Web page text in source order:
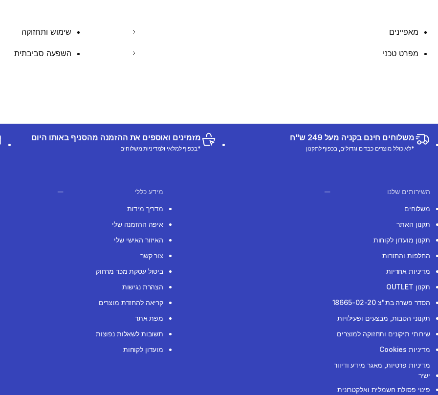
מאפיינים שימוש ותחזוקה
מפרט טכני השפעה סביבתית
משלוחים חינם בקניה מעל 249 ש"ח
*לא כולל מוצרים כבדים וגדולים, בכפוף לתקנון
מזמינים ואוספים את ההזמנה מהסניף באותו היום
*בכפוף למלאי ולמדיניות משלוחים
השירותים שלנו
משלוחים
תקנון האתר
תקנון מועדון לקוחות
החלפות והחזרות
מדיניות אחריות
תקנון OUTLET
הסדר פשרה בת"צ 18665-02-20
תקנוני הטבות, מבצעים ופעילויות
שירותי תיקונים ותחזוקה למוצרים
מדיניות Cookies
מדיניות פרטיות, מאגר מידע ודיוור
ישיר
פינוי פסולת חשמלית ואלקטרונית
מידע כללי
מדריך מידות
איפה ההזמנה שלי
האיזור האישי שלי
צור קשר
ביטול עסקת מכר מרחוק
הצהרת נגישות
קריאה להחזרת מוצרים
מפת אתר
תשובות לשאלות נפוצות
מועדון לקוחות